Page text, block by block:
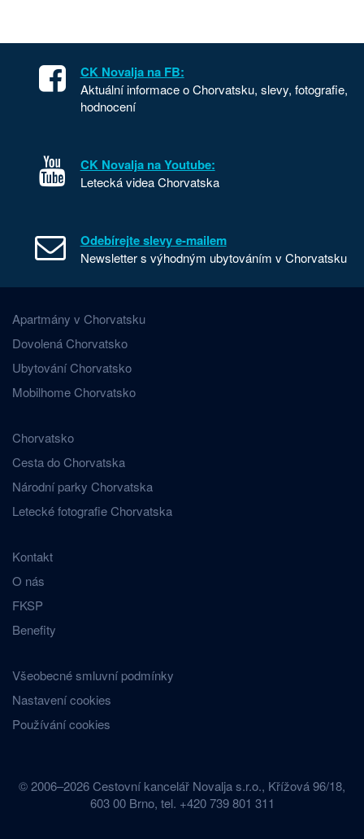
CK Novalja na FB:
Aktuální informace o Chorvatsku, slevy, fotografie,
hodnocení
CK Novalja na Youtube:
Letecká videa Chorvatska
Odebírejte slevy e-mailem
Newsletter s výhodným ubytováním v Chorvatsku
Apartmány v Chorvatsku
Dovolená Chorvatsko
Ubytování Chorvatsko
Mobilhome Chorvatsko
Chorvatsko
Cesta do Chorvatska
Národní parky Chorvatska
Letecké fotografie Chorvatska
Kontakt
O nás
FKSP
Benefity
Všeobecné smluvní podmínky
Nastavení cookies
Používání cookies
© 2006–2026 Cestovní kancelář Novalja s.r.o., Křížová 96/18,
603 00 Brno, tel. +420 739 801 311